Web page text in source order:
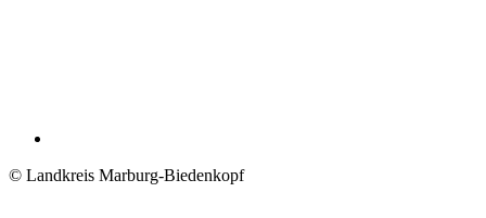
© Landkreis Marburg-Biedenkopf